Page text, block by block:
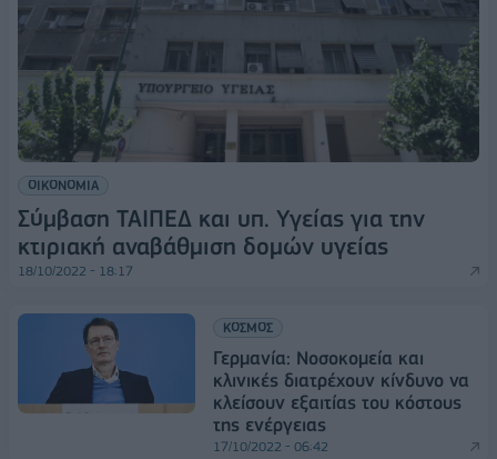
ΟΙΚΟΝΟΜΙΑ
Σύμβαση ΤΑΙΠΕΔ και υπ. Υγείας για την
κτιριακή αναβάθμιση δομών υγείας
18/10/2022 - 18:17
ΚΟΣΜΟΣ
Γερμανία: Νοσοκομεία και
κλινικές διατρέχουν κίνδυνο να
κλείσουν εξαιτίας του κόστους
της ενέργειας
17/10/2022 - 06:42